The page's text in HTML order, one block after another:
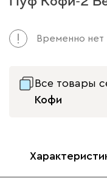
Временно нет
Все товары
Кофи